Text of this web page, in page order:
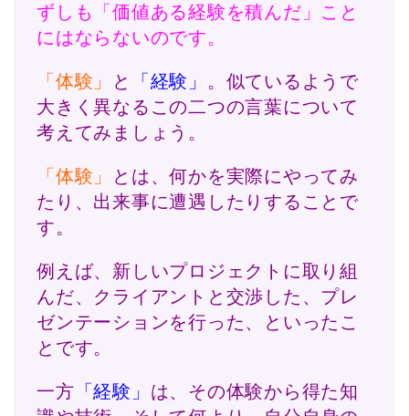
ずしも「価値ある経験を積んだ」こと
にはならないのです。
「体験」 と 「経験」 。似ているようで
大きく異なるこの二つの言葉について
考えてみましょう。
「体験」
とは、何かを実際にやってみ
たり、出来事に遭遇したりすることで
す。
例えば、新しいプロジェクトに取り組
んだ、クライアントと交渉した、プレ
ゼンテーションを行った、といったこ
とです。
一方 「経験」 は、その体験から得た知